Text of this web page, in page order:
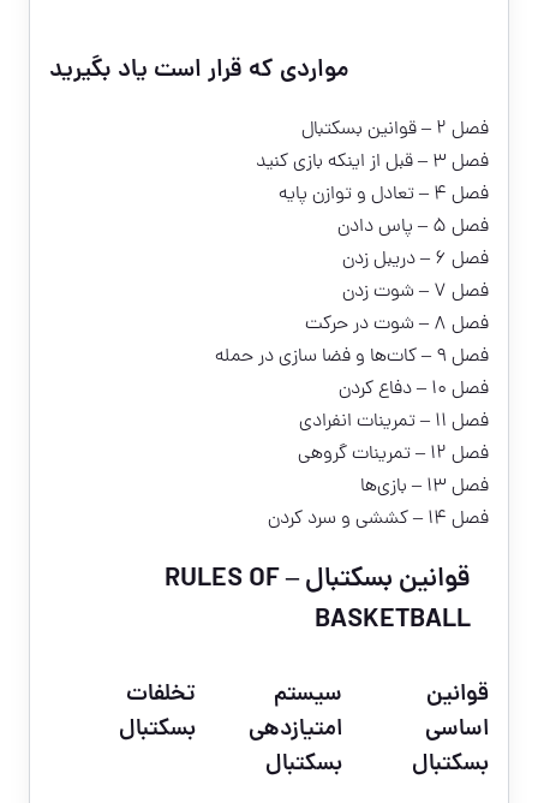
مواردی که قرار است یاد بگیرید
فصل ۲ – قوانین بسکتبال
فصل ۳ – قبل از اینکه بازی کنید
فصل ۴ – تعادل و توازن پایه
فصل ۵ – پاس دادن
فصل ۶ – دریبل زدن
فصل ۷ – شوت زدن
فصل ۸ – شوت در حرکت
فصل ۹ – کات‌ها و فضا سازی در حمله
فصل ۱۰ – دفاع کردن
فصل ۱۱ – تمرینات انفرادی
فصل ۱۲ – تمرینات گروهی
فصل ۱۳ – بازی‌ها
فصل ۱۴ – کششی و سرد کردن
قوانین بسکتبال – RULES OF
BASKETBALL
قوانین
اساسی
بسکتبال
سیستم
امتیازدهی
بسکتبال
تخلفات
بسکتبال